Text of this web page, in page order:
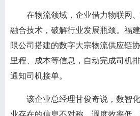
在物流领域，企业借力物联网、
融合技术，破解行业发展瓶颈。福
限公司搭建的数字大宗物流供应链
里程、成本等信息，自动完成司机
通知司机接单。
该企业总经理甘俊奇说，数智化
业存在的信息不对称、调度效率低